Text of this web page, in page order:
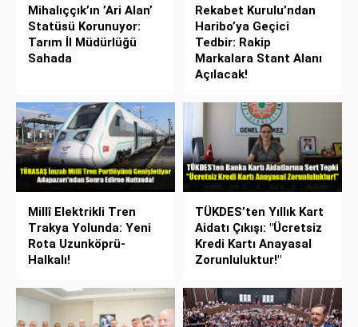
Mihalıççık’ın ’Ari Alan’
Statüsü Korunuyor:
Tarım İl Müdürlüğü
Sahada
Rekabet Kurulu’ndan
Haribo’ya Geçici
Tedbir: Rakip
Markalara Stant Alanı
Açılacak!
Millî Elektrikli Tren
Trakya Yolunda: Yeni
Rota Uzunköprü-
Halkalı!
TÜKDES’ten Yıllık Kart
Aidatı Çıkışı: "Ücretsiz
Kredi Kartı Anayasal
Zorunluluktur!"